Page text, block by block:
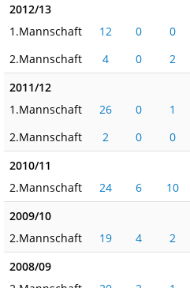
2012/13
1.Mannschaft
12 0 0
2.Mannschaft
4 0 2
2011/12
1.Mannschaft
26 0 1
2.Mannschaft
2 0 0
2010/11
2.Mannschaft
24 6 10
2009/10
2.Mannschaft
19 4 2
2008/09